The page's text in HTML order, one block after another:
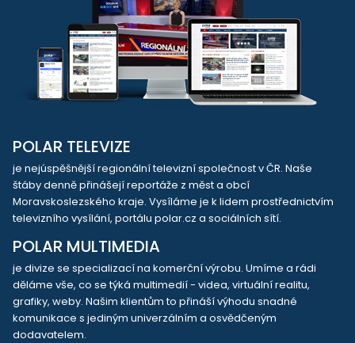
POLAR TELEVIZE
je nejúspěšnější regionální televizní společnost v ČR. Naše
štáby denně přinášejí reportáže z měst a obcí
Moravskoslezského kraje. Vysíláme je k lidem prostřednictvím
televizního vysílání, portálu polar.cz a sociálních sítí.
POLAR MULTIMEDIA
je divize se specializací na komerční výrobu. Umíme a rádi
děláme vše, co se týká multimedií - videa, virtuální realitu,
grafiky, weby. Našim klientům to přináší výhodu snadné
komunikace s jediným univerzálním a osvědčeným
dodavatelem.